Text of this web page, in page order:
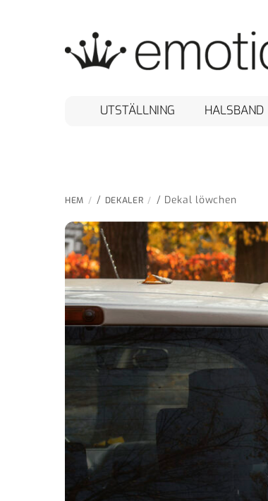
UTSTÄLLNING HALSBAND
HEM / DEKALER / Dekal löwchen